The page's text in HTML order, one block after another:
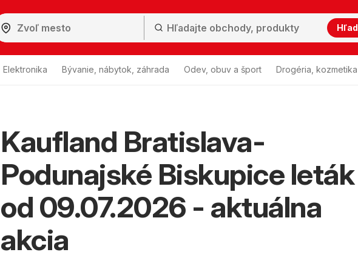
Elektronika Bývanie, nábytok, záhrada Odev, obuv a šport Drogéria, kozmetika
Kaufland Bratislava-
Podunajské Biskupice leták
od 09.07.2026 - aktuálna
akcia